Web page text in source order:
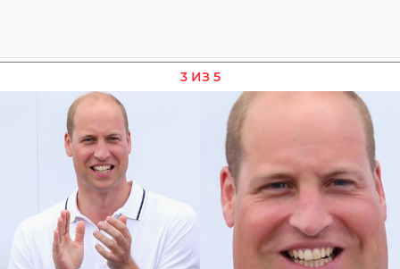
3 ИЗ 5